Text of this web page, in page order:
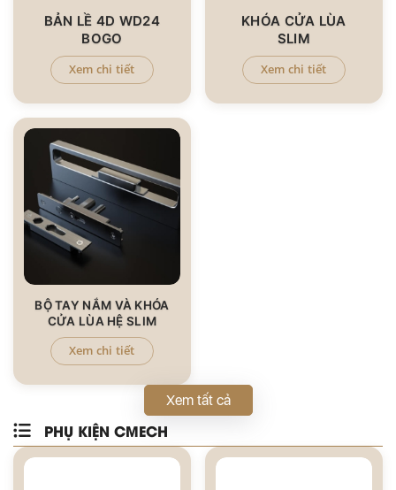
BẢN LỀ 4D WD24
BOGO
Xem chi tiết
KHÓA CỬA LÙA
SLIM
Xem chi tiết
BỘ TAY NẮM VÀ KHÓA
CỬA LÙA HỆ SLIM
Xem chi tiết
Xem tất cả
PHỤ KIỆN CMECH